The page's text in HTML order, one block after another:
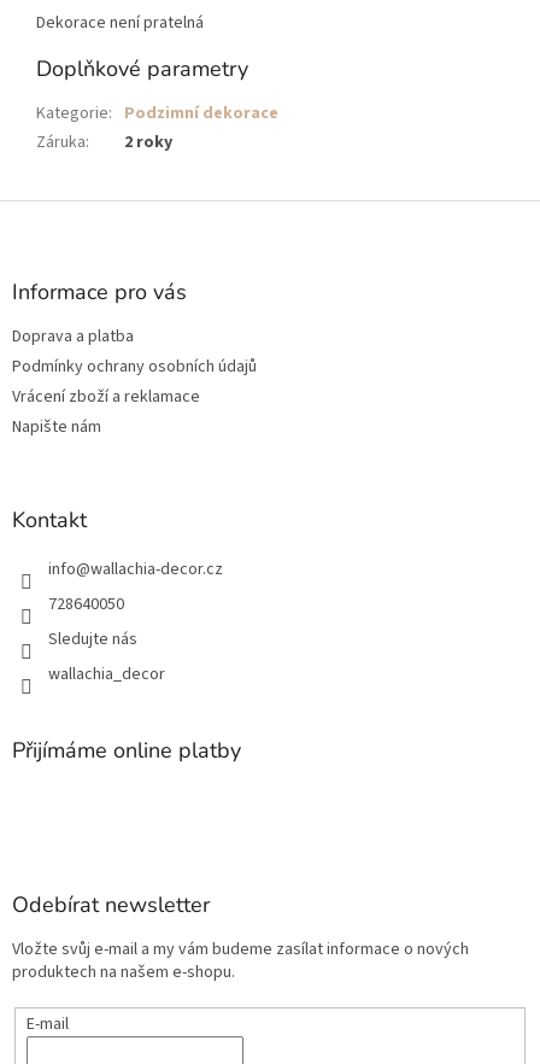
Dekorace není pratelná
Doplňkové parametry
Kategorie: Podzimní dekorace
Záruka: 2 roky
Z
Informace pro vás
Doprava a platba
Podmínky ochrany osobních údajů
Vrácení zboží a reklamace
Napište nám
Kontakt
info@wallachia-decor.cz
728640050
Sledujte nás
wallachia_decor
Přijímáme online platby
Odebírat newsletter
Vložte svůj e-mail a my vám budeme zasílat informace o nových
produktech na našem e-shopu.
E-mail